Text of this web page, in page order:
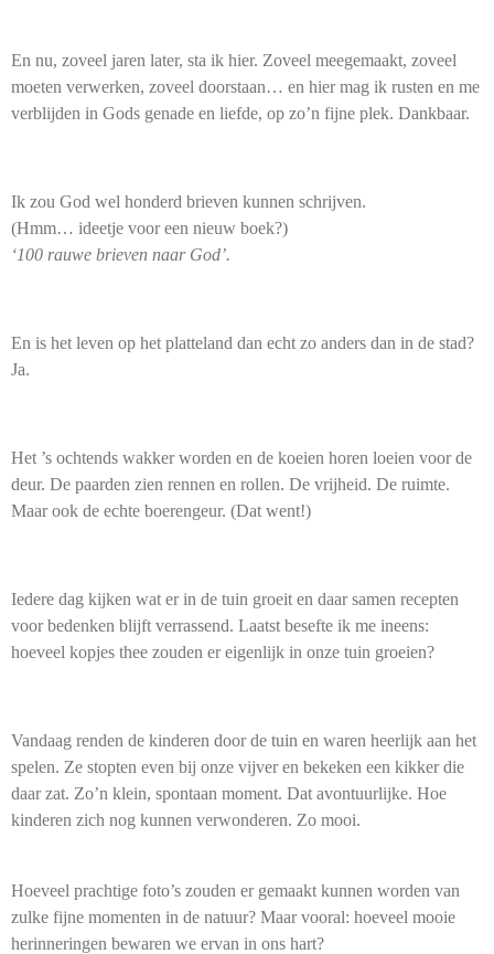
En nu, zoveel jaren later, sta ik hier. Zoveel meegemaakt, zoveel
moeten verwerken, zoveel doorstaan… en hier mag ik rusten en me
verblijden in Gods genade en liefde, op zo’n fijne plek. Dankbaar.
Ik zou God wel honderd brieven kunnen schrijven.
(Hmm… ideetje voor een nieuw boek?)
‘100 rauwe brieven naar God’.
En is het leven op het platteland dan echt zo anders dan in de stad?
Ja.
Het ’s ochtends wakker worden en de koeien horen loeien voor de
deur. De paarden zien rennen en rollen. De vrijheid. De ruimte.
Maar ook de echte boerengeur. (Dat went!)
Iedere dag kijken wat er in de tuin groeit en daar samen recepten
voor bedenken blijft verrassend. Laatst besefte ik me ineens:
hoeveel kopjes thee zouden er eigenlijk in onze tuin groeien?
Vandaag renden de kinderen door de tuin en waren heerlijk aan het
spelen. Ze stopten even bij onze vijver en bekeken een kikker die
daar zat. Zo’n klein, spontaan moment. Dat avontuurlijke. Hoe
kinderen zich nog kunnen verwonderen. Zo mooi.
Hoeveel prachtige foto’s zouden er gemaakt kunnen worden van
zulke fijne momenten in de natuur? Maar vooral: hoeveel mooie
herinneringen bewaren we ervan in ons hart?